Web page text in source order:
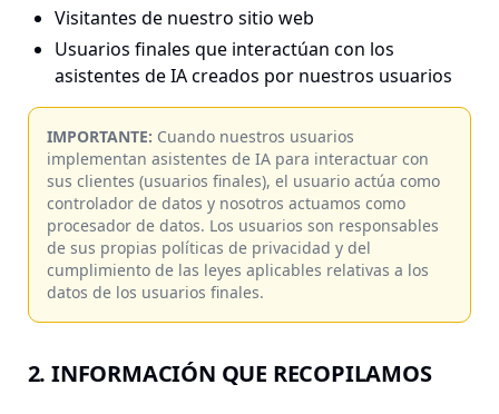
Visitantes de nuestro sitio web
Usuarios finales que interactúan con los
asistentes de IA creados por nuestros usuarios
IMPORTANTE: Cuando nuestros usuarios
implementan asistentes de IA para interactuar con
sus clientes (usuarios finales), el usuario actúa como
controlador de datos y nosotros actuamos como
procesador de datos. Los usuarios son responsables
de sus propias políticas de privacidad y del
cumplimiento de las leyes aplicables relativas a los
datos de los usuarios finales.
2. INFORMACIÓN QUE RECOPILAMOS